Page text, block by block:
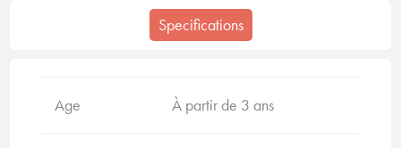
Specifications
Age À partir de 3 ans